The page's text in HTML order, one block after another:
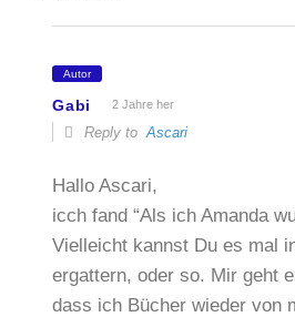
Autor
Gabi 2 Jahre her
Reply toAscari
Hallo Ascari,
icch fand “Als ich Amanda
Vielleicht kannst Du es mal
ergattern, oder so. Mir geht
dass ich Bücher wieder von